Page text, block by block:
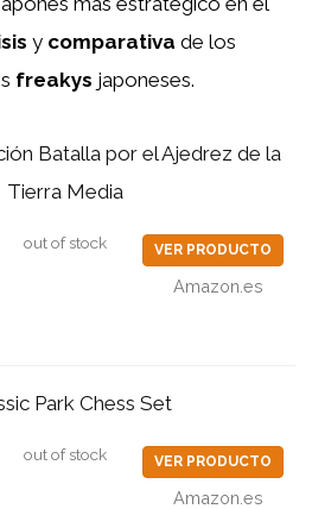
y comparativa de los
freakys japoneses.
Batalla por el Ajedrez de la
Tierra Media
out of stock VER PRODUCTO
Amazon.es
Park Chess Set
out of stock VER PRODUCTO
Amazon.es